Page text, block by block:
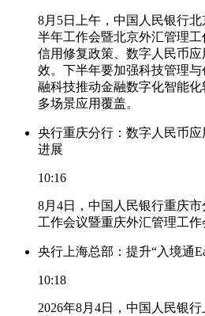
8月5日上午，中国人民银行
半年工作会暨北京外汇管理
信用修复政策、数字人民币
效。下半年要加强科技管理
融科技推动金融数字化智能
多场景应用覆盖。
央行重庆分行：数字人民币
进展
10:16
8月4日，中国人民银行重庆
工作会议暨重庆外汇管理工作
央行上海总部：提升“入境通
10:18
2026年8月4日，中国人民银